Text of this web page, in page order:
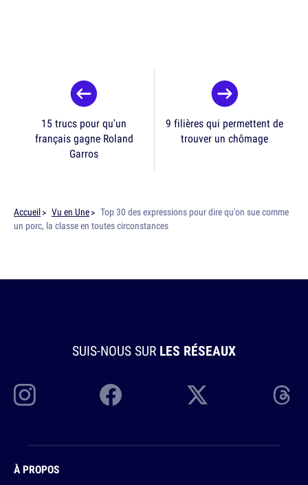
15 trucs pour qu'un
français gagne Roland
Garros
9 filières qui permettent de
trouver un chômage
Accueil Vu en Une
Top 30 des expressions pour dire qu'on sue comme
un porc, la classe en toutes circonstances
SUIS-NOUS SUR LES RÉSEAUX
À PROPOS